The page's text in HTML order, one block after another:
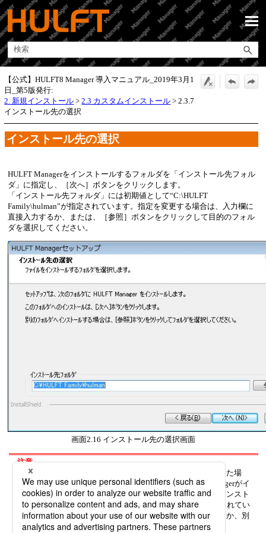
メイン コンテンツにスキップ
【公式】HULFT8 Manager 導入マニュアル_2019年3月1
日_第5版発行:
2. 新規インストール >2.3 カスタムインストール >2.3.7
インストール先の選択
インストール先の選択
HULFT Managerをインストールするフォルダを
インストール先フォル
ダ
に指定し、 次へ
ボタンをクリックします。
インストール先フォルダ
には初期値として“C:\HULFT
Family\hulman”が指定されています。指定を変更する場合は、入力欄に
直接入力するか、または、
参照
ボタンをクリックして目的のフォル
ダを選択してください。
画面2.16 インストール先の選択画面
注意
を選択した場
合、インストール先フォルダには、別のHULFT Managerがイ
ンストールされているフォルダは指定できません。インスト
ール先にすでに別のHULFT Managerがインストールされてい
る場合は、
アップデートインストール
を実施するか、別
のフォルダを指定してインストールしてください。